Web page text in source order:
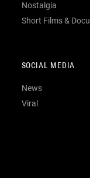
Nostalgia
Short Films & Docu
SOCIAL MEDIA
News
Viral